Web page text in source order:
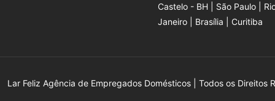
Castelo - BH | São Paulo |
Janeiro | Brasília | Curitiba
Lar Feliz Agência de Empregados Domésticos | Todos os Direitos